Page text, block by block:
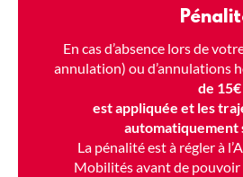
En cas d’absence lors de
annulation) ou d’annulations
de 15€
est appliquée et les
automatiquement
La pénalité est à régler à
Mobilités avant de